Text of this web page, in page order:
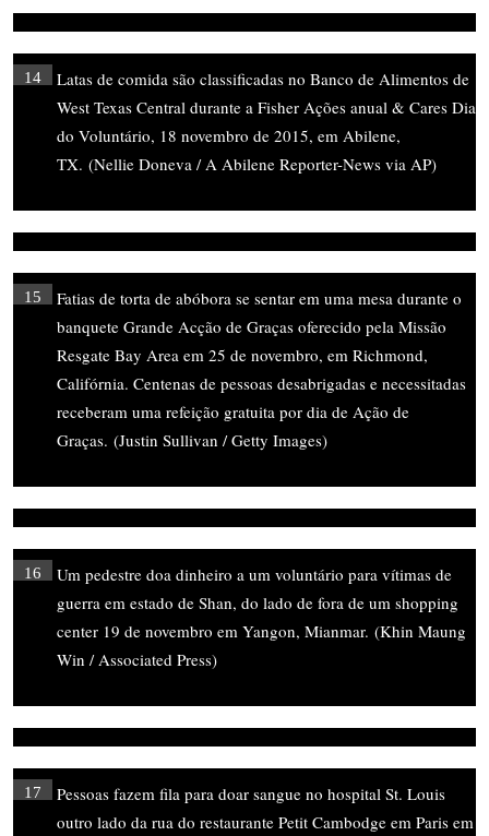
14
Latas de comida são classificadas no Banco de Alimentos de
West Texas Central durante a Fisher Ações anual & Cares Dia
do Voluntário, 18 novembro de 2015, em Abilene,
TX. (Nellie Doneva / A Abilene Reporter-News via AP)
15
Fatias de torta de abóbora se sentar em uma mesa durante o
banquete Grande Acção de Graças oferecido pela Missão
Resgate Bay Area em 25 de novembro, em Richmond,
Califórnia. Centenas de pessoas desabrigadas e necessitadas
receberam uma refeição gratuita por dia de Ação de
Graças. (Justin Sullivan / Getty Images)
16
Um pedestre doa dinheiro a um voluntário para vítimas de
guerra em estado de Shan, do lado de fora de um shopping
center 19 de novembro em Yangon, Mianmar. (Khin Maung
Win / Associated Press)
17
Pessoas fazem fila para doar sangue no hospital St. Louis
outro lado da rua do restaurante Petit Cambodge em Paris em